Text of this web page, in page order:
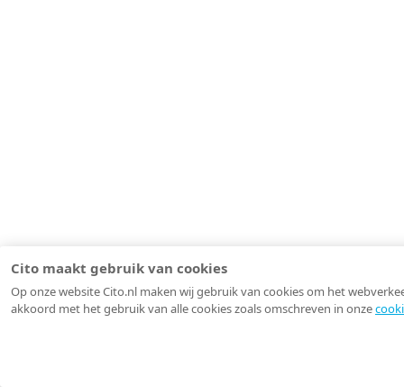
Cito maakt gebruik van cookies
Op onze website Cito.nl maken wij gebruik van cookies om het
akkoord met het gebruik van alle cookies zoals omschreven in onze